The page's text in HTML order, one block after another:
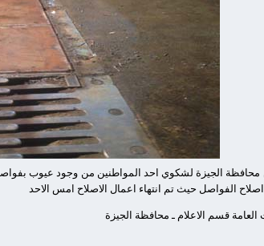
الجيزة لشكوي احد المواطنين من وجود عيوب
الفواصل حيث تم انتهاء اعمال الاصلاح امس الاحد
العامة قسم الاعلام ـ محافظة الجيزة